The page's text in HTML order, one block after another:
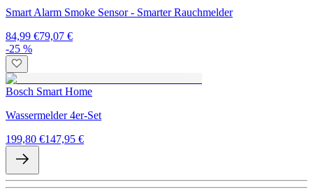
Smart Alarm Smoke Sensor - Smarter Rauchmelder
84,99 €79,07 €
-25 %
Bosch Smart Home
Wassermelder 4er-Set
199,80 €147,95 €